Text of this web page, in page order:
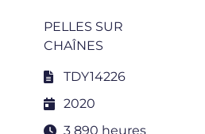
PELLES SUR
CHAÎNES
TDY14226
2020
3 890 heures